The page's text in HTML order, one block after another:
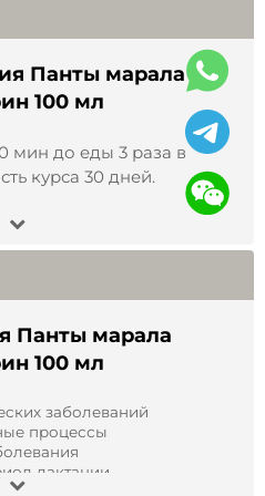
лабазник и
наполняют организм
набором полезных
в кровь, делают
ценным источником
предприятий и
невероятно
Чистые горные
минералами и
которой маралы
этого животного
костях и суставах.
Панты марала
100 мл
мин до еды 3 раза в
курса 30 дней.
Панты марала
100 мл
заболеваний
процессы
лактации
свертываемости